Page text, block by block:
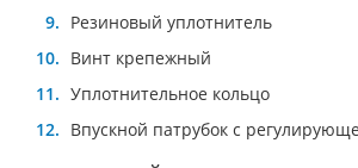
Резиновый уплотнитель
Винт крепежный
Уплотнительное кольцо
Впускной патрубок с